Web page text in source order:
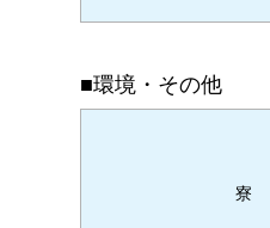
■環境・その他
寮